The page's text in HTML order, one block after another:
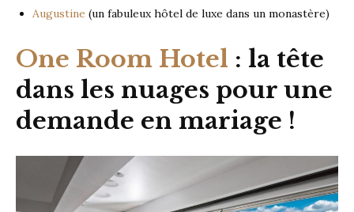
Augustine (un fabuleux hôtel de luxe dans un monastère)
One Room Hotel : la tête
dans les nuages pour une
demande en mariage !